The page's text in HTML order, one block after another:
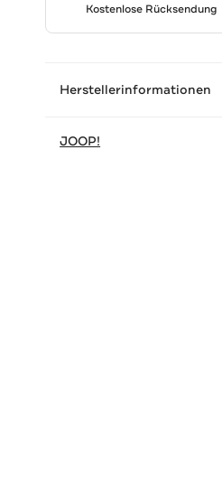
Kostenlose Rücksendung
Herstellerinformationen
JOOP!